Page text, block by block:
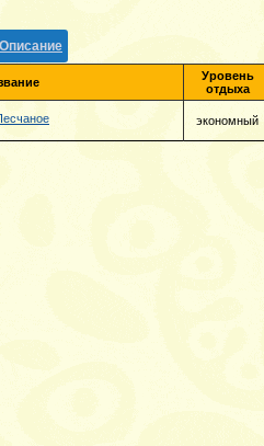
Описание
Уровень
отдыха
экономный